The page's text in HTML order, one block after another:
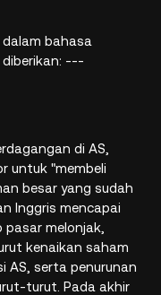
bahasa
diberikan: ---
di AS,
untuk "membeli
besar yang sudah
Inggris mencapai
melonjak,
kenaikan saham
AS, serta penurunan
turut. Pada akhir